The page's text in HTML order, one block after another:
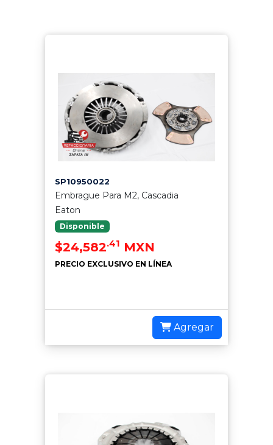
SP10950022
Embrague Para M2, Cascadia
Eaton
Disponible
$24,582.41 MXN
PRECIO EXCLUSIVO EN LÍNEA
Agregar